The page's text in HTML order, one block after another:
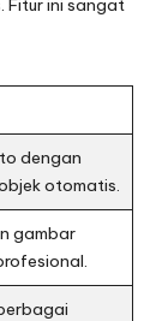
Fitur ini sangat
dengan
otomatis.
gambar